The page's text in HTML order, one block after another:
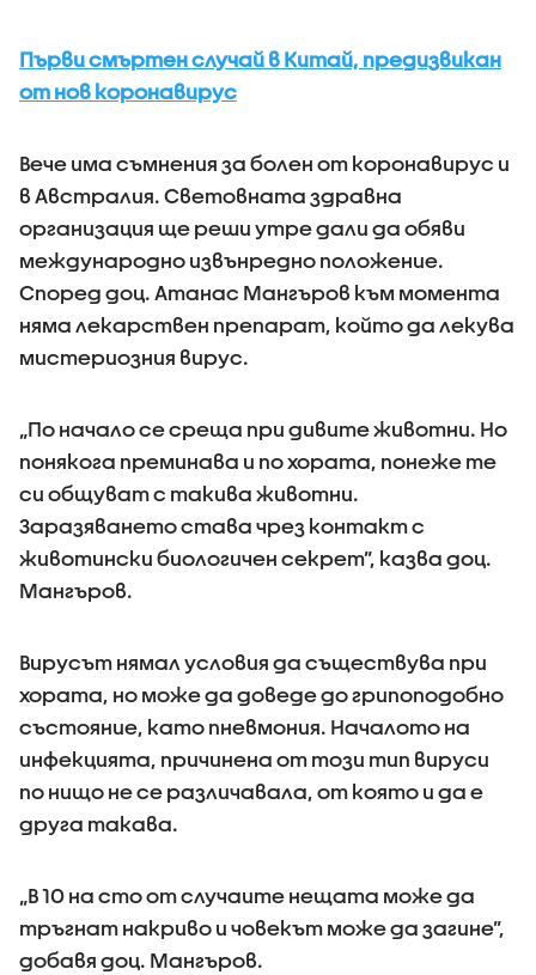
Първи смъртен случай в Китай, предизвикан
от нов коронавирус
Вече има съмнения за болен от коронавирус и
в Австралия. Световната здравна
организация ще реши утре дали да обяви
международно извънредно положение.
Според доц. Атанас Мангъров към момента
няма лекарствен препарат, който да лекува
мистериозния вирус.
„По начало се среща при дивите животни. Но
понякога преминава и по хората, понеже те
си общуват с такива животни.
Заразяването става чрез контакт с
животински биологичен секрет”, казва доц.
Мангъров.
Вирусът нямал условия да съществува при
хората, но може да доведе до грипоподобно
състояние, като пневмония. Началото на
инфекцията, причинена от този тип вируси
по нищо не се различавала, от която и да е
друга такава.
„В 10 на сто от случаите нещата може да
тръгнат накриво и човекът може да загине”,
добавя доц. Мангъров.